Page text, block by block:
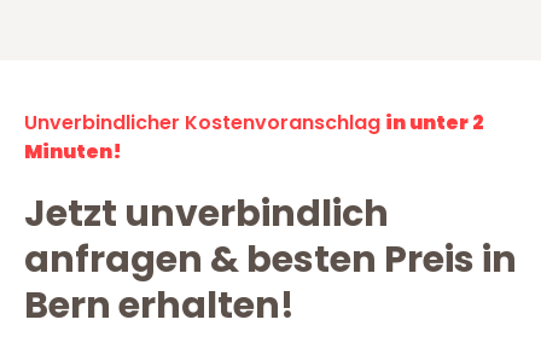
Unverbindlicher Kostenvoranschlag in unter 2
Minuten!
Jetzt unverbindlich
anfragen & besten Preis in
Bern erhalten!